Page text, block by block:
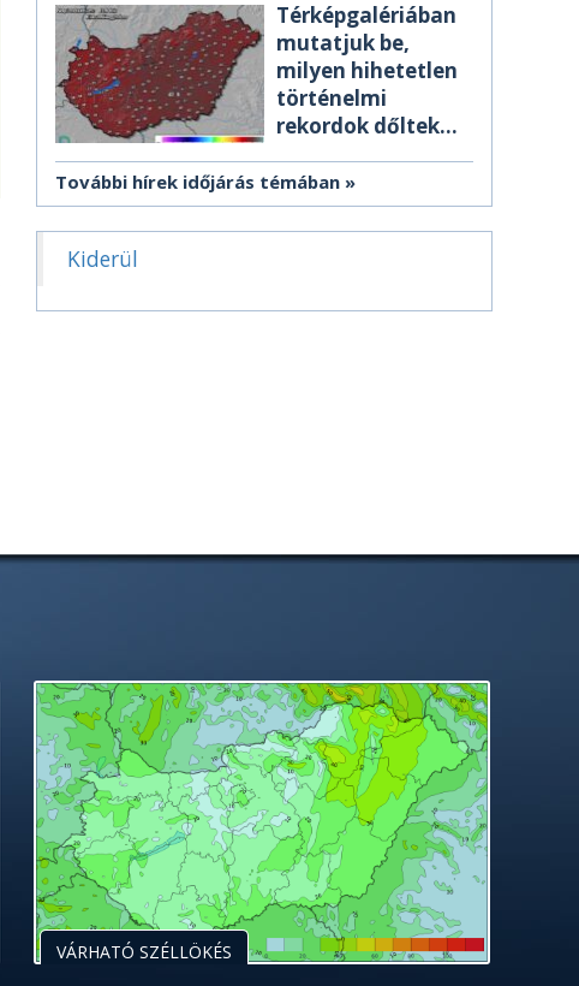
Térképgalériában
mutatjuk be,
milyen hihetetlen
történelmi
rekordok dőltek
További hírek időjárás témában
Kiderül
VÁRHATÓ SZÉLLÖKÉS